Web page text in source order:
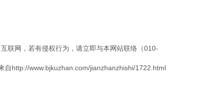
联网，若有侵权行为，请立即与本网站联络（010-
自http://www.bjkuzhan.com/jianzhanzhishi/1722.html